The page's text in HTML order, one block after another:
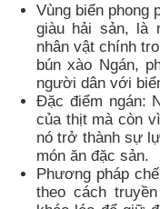
Vùng biển phong
giàu hải sản, là
nhân vật chính
bún xào Ngán,
người dân với
Đặc điểm ngán:
của thịt mà còn
nó trở thành sự
món ăn đặc sản.
Phương pháp
theo cách